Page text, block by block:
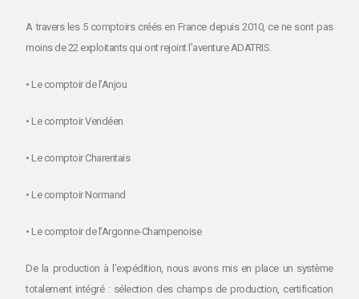
A travers les 5 comptoirs créés en France depuis 2010, ce ne sont pas
moins de 22 exploitants qui ont rejoint l’aventure ADATRIS.
• Le comptoir de l’Anjou
• Le comptoir Vendéen
• Le comptoir Charentais
• Le comptoir Normand
• Le comptoir de l’Argonne-Champenoise
De la production à l’expédition, nous avons mis en place un système
totalement intégré : sélection des champs de production, certification